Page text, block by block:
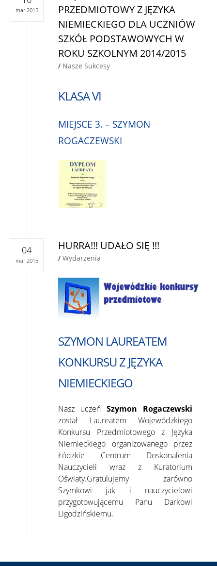
PRZEDMIOTOWY Z JĘZYKA
NIEMIECKIEGO DLA UCZNIÓW
SZKÓŁ PODSTAWOWYCH W
ROKU SZKOLNYM 2014/2015
/ Nasze Sukcesy
KLASA VI
MIEJSCE 3. – SZYMON
ROGACZEWSKI
mar 2015
HURRA!!! UDAŁO SIĘ !!!
/ Wydarzenia
SZYMON LAUREATEM
KONKURSU Z JĘZYKA
NIEMIECKIEGO
Nasz uczeńSzymon Rogaczewski
został Laureatem Wojewódzkiego
Konkursu Przedmiotowego z Języka
Niemieckiego organizowanego przez
Łódzkie Centrum Doskonalenia
Nauczycieli wraz z Kuratorium
Oświaty.Gratulujemy zarówno
Szymkowi jak i nauczycielowi
przygotowującemu Panu Darkowi
Ligodzińskiemu.
04
mar 2015